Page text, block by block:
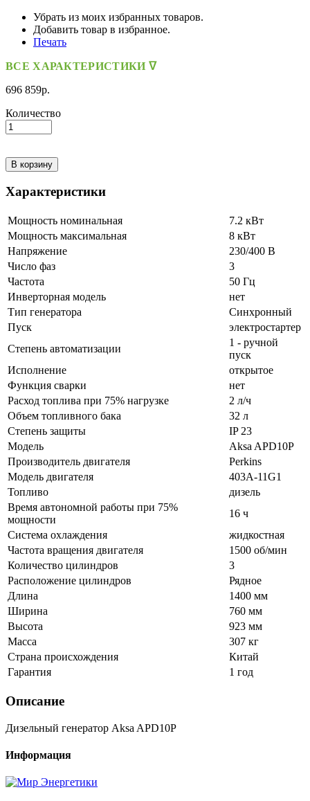
Убрать из моих избранных товаров.
Добавить товар в избранное.
Печать
ВСЕ ХАРАКТЕРИСТИКИ ᐁ
696 859р.
Количество
В корзину
Характеристики
Мощность номинальная
7.2 кВт
Мощность максимальная
8 кВт
Напряжение
230/400 В
Число фаз
3
Частота
50 Гц
Инверторная модель
нет
Тип генератора
Синхронный
Пуск
электростартер
Степень автоматизации
1 - ручной
пуск
Исполнение
открытое
Функция сварки
нет
Расход топлива при 75% нагрузке
2 л/ч
Объем топливного бака
32 л
Степень защиты
IP 23
Модель
Aksa APD10P
Производитель двигателя
Perkins
Модель двигателя
403A-11G1
Топливо
дизель
Время автономной работы при 75%
мощности
16 ч
Система охлаждения
жидкостная
Частота вращения двигателя
1500 об/мин
Количество цилиндров
3
Расположение цилиндров
Рядное
Длина
1400 мм
Ширина
760 мм
Высота
923 мм
Масса
307 кг
Страна происхождения
Китай
Гарантия
1 год
Описание
Дизельный генератор Aksa APD10P
Информация